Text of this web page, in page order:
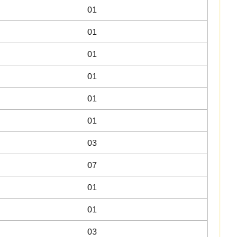
01
01
01
01
01
01
03
07
01
01
03